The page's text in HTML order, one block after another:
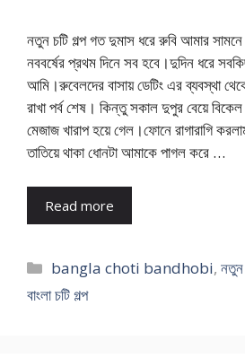
নতুন চটি গল্প গত দুমাস ধরে রুবি আমার
নববর্ষের প্রথম দিনে সব হবে।দুদিন ধরে
আমি।রুবেলদের বাসায় ডেটিং এর ব্যবস্থা
রাখা পর্ব শেষ। কিন্তু সকাল দুপুর বেয়ে
মেজাজ খারাপ হয়ে গেল।ফোনে রাগারাগি
তাতিয়ে থাকা ধোনটা আমাকে পাগল করে …
Read more
Categories
bangla choti bandhobi,নতুন
বাংলা চটি গল্প